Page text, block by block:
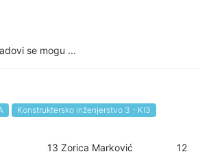
se mogu ...
Konstruktersko inženjerstvo 3 - KI3
Gajić 13 Zorica Marković 12